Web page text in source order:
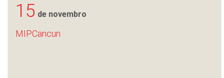
15 de novembro
MIPCancun